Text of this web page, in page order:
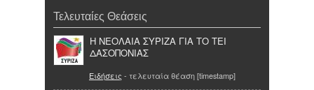
Τελευταίες Θεάσεις
Η ΝΕΟΛΑΙΑ ΣΥΡΙΖΑ ΓΙΑ ΤΟ ΤΕΙ
ΔΑΣΟΠΟΝΙΑΣ
Ειδήσεις - τελευταία θέαση [timestamp]